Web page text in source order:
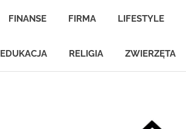
FINANSE FIRMA LIFESTYLE
EDUKACJA RELIGIA ZWIERZĘTA